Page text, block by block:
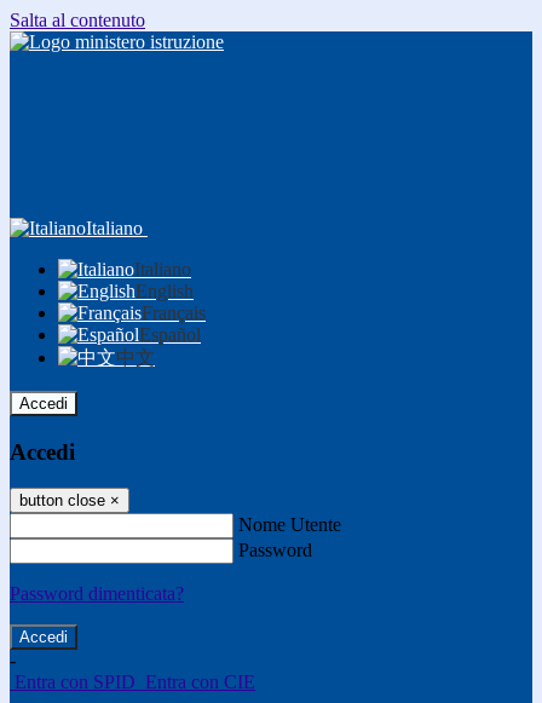
Salta al contenuto
Italiano
Italiano
English
Français
Español
中文
Accedi
Accedi
button close ×
Nome Utente
Password
Password dimenticata?
-
Entra con SPID Entra con CIE